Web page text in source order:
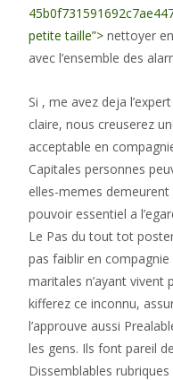
petite taille”> nettoyer
avec l’ensemble des
Si , me avez deja
claire, nous creuserez
acceptable en
Capitales personnes
elles-memes
pouvoir essentiel a
Le Pas du tout tot
pas faiblir en
maritales n’ayant vivent
kifferez ce inconnu,
l’approuve aussi
les gens. Ils font pareil
Dissemblables